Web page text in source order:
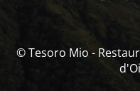
© Tesoro Mio -